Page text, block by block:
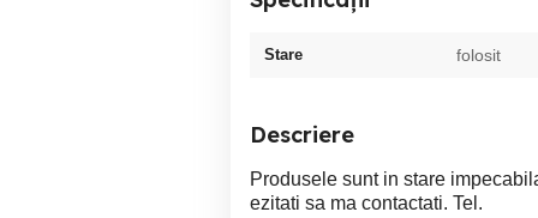
Stare folosit
Descriere
Produsele sunt in stare
ezitati sa ma contactati. Tel.